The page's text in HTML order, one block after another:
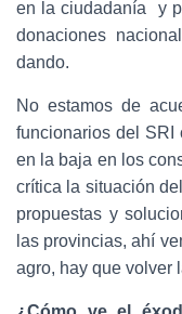
en la ciudadanía y
donaciones
dando.
No estamos de
funcionarios del SRI
en la baja en los
crítica la situación
propuestas y
las provincias, ahí
agro, hay que volver